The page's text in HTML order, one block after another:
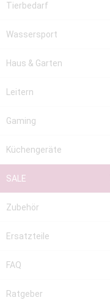
Tierbedarf
Wassersport
Haus & Garten
Leitern
Gaming
Küchengeräte
SALE
Zubehör
Ersatzteile
FAQ
Ratgeber